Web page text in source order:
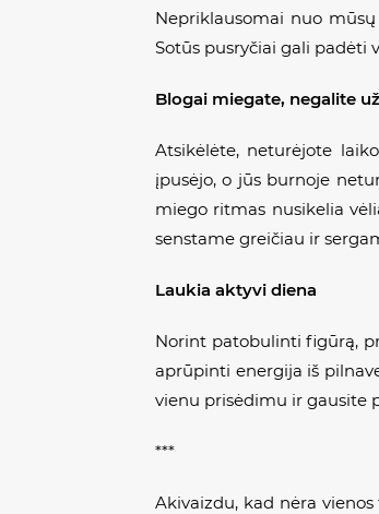
Nepriklausomai nuo
Sotūs pusryčiai gali padėti
Blogai miegate, negalite už
Atsikėlėte, neturėjote
įpusėjo, o jūs burnoje
miego ritmas nusikelia
senstame greičiau ir
Laukia aktyvi diena
Norint patobulinti figūrą,
aprūpinti energija iš
vienu prisėdimu ir gausite
***
Akivaizdu, kad nėra